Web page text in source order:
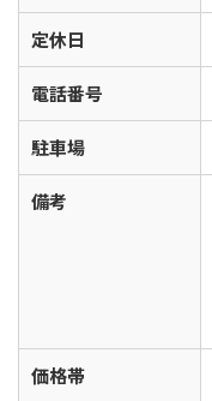
定休日
電話番号
駐車場
備考
価格帯